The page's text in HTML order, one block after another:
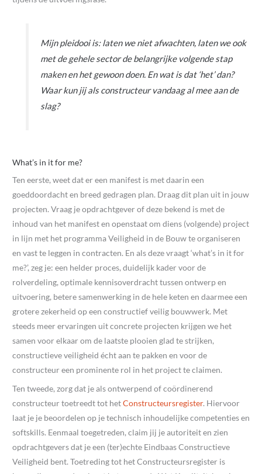
Mijn pleidooi is: laten we niet afwachten, laten we ook
met de gehele sector de belangrijke volgende stap
maken en het gewoon doen. En wat is dat ‘het’ dan?
Waar kun jij als constructeur vandaag al mee aan de
slag?
What’s in it for me?
Ten eerste, weet dat er een manifest is met daarin een
goeddoordacht en breed gedragen plan. Draag dit plan uit in jouw
projecten. Vraag je opdrachtgever of deze bekend is met de
inhoud van het manifest en openstaat om diens (volgende) project
in lijn met het programma Veiligheid in de Bouw te organiseren
en vast te leggen in contracten. En als deze vraagt ‘what’s in it for
me?’, zeg je: een helder proces, duidelijk kader voor de
rolverdeling, optimale kennisoverdracht tussen ontwerp en
uitvoering, betere samenwerking in de hele keten en daarmee een
grotere zekerheid op een constructief veilig bouwwerk. Met
steeds meer ervaringen uit concrete projecten krijgen we het
samen voor elkaar om de laatste plooien glad te strijken,
constructieve veiligheid écht aan te pakken en voor de
constructeur een prominente rol in het project te claimen.
Ten tweede, zorg dat je als ontwerpend of coördinerend
constructeur toetreedt tot hetConstructeursregister. Hiervoor
laat je je beoordelen op je technisch inhoudelijke competenties en
softskills. Eenmaal toegetreden, claim jij je autoriteit en zien
opdrachtgevers dat je een (ter)echte Eindbaas Constructieve
Veiligheid bent. Toetreding tot het Constructeursregister is